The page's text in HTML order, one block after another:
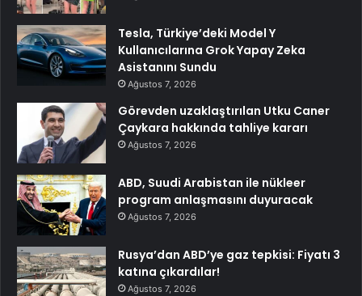
Tesla, Türkiye’deki Model Y
Kullanıcılarına Grok Yapay Zeka
Asistanını Sundu
Ağustos 7, 2026
Görevden uzaklaştırılan Utku Caner
Çaykara hakkında tahliye kararı
Ağustos 7, 2026
ABD, Suudi Arabistan ile nükleer
program anlaşmasını duyuracak
Ağustos 7, 2026
Rusya’dan ABD’ye gaz tepkisi: Fiyatı 3
katına çıkardılar!
Ağustos 7, 2026